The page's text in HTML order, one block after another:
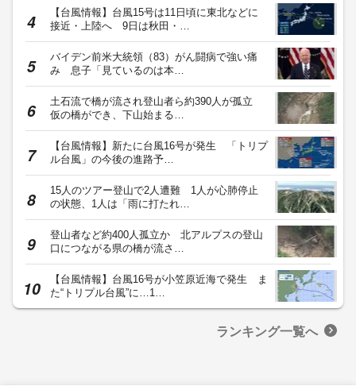
【台風情報】台風15号は11日頃に東北などに
接近・上陸へ 9日は秋田・…
バイデン前米大統領（83）がん闘病で強い痛
み 息子「見ているのは本…
土石流で橋が流され登山者ら約390人が孤立
仮の橋ができ、下山始まる…
【台風情報】新たに台風16号が発生 「トリプ
ル台風」の今後の進路予…
15人のツアー登山で2人遭難 1人が心肺停止
の状態、1人は「雨に打たれ…
登山者など約400人孤立か 北アルプスの登山
口につながる県の橋が流さ…
【台風情報】台風16号が小笠原近海で発生 ま
た“トリプル台風”に…1…
ランキング一覧へ